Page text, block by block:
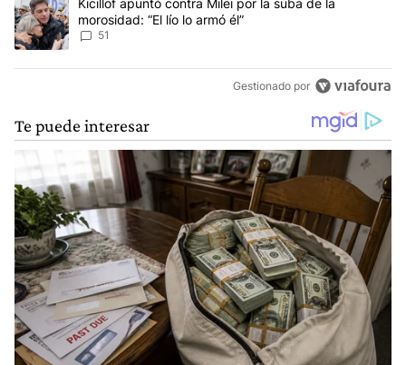
morosidad: “El lío lo armó él”
51
Gestionado por